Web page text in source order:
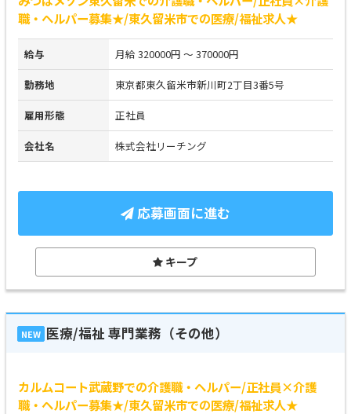
職・ヘルパー募集★/東久留米市での医療/福祉求人★
給与 月給 320000円 ～ 370000円
勤務地 東京都東久留米市新川町2丁目3番5号
雇用形態 正社員
会社名 株式会社リーチング
応募画面に進む
キープ
NEW 医療/福祉 専門業務（その他）
カルムコート武蔵野での介護職・ヘルパー/正社員×介護
職・ヘルパー募集★/東久留米市での医療/福祉求人★